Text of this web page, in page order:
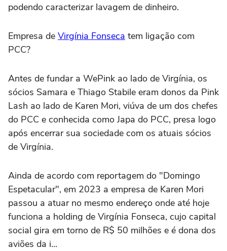
podendo caracterizar lavagem de dinheiro.
Empresa de Virgínia Fonseca tem ligação com
PCC?
Antes de fundar a WePink ao lado de Virgínia, os
sócios Samara e Thiago Stabile eram donos da Pink
Lash ao lado de Karen Mori, viúva de um dos chefes
do PCC e conhecida como Japa do PCC, presa logo
após encerrar sua sociedade com os atuais sócios
de Virgínia.
Ainda de acordo com reportagem do "Domingo
Espetacular", em 2023 a empresa de Karen Mori
passou a atuar no mesmo endereço onde até hoje
funciona a holding de Virgínia Fonseca, cujo capital
social gira em torno de R$ 50 milhões e é dona dos
aviões da i...